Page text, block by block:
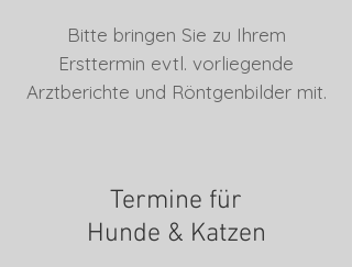
Bitte bringen Sie zu Ihrem
Ersttermin evtl. vorliegende
Arztberichte und Röntgenbilder mit.
Termine für
Hunde & Katzen